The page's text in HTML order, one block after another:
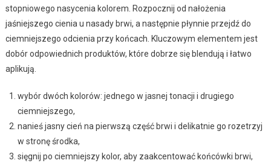
stopniowego nasycenia kolorem. Rozpocznij od nałożenia
jaśniejszego cienia u nasady brwi, a następnie płynnie przejdź do
ciemniejszego odcienia przy końcach. Kluczowym elementem jest
dobór odpowiednich produktów, które dobrze się blendują i łatwo
aplikują.
wybór dwóch kolorów: jednego w jasnej tonacji i drugiego
ciemniejszego,
nanieś jasny cień na pierwszą część brwi i delikatnie go rozetrzyj
w stronę środka,
sięgnij po ciemniejszy kolor, aby zaakcentować końcówki brwi,